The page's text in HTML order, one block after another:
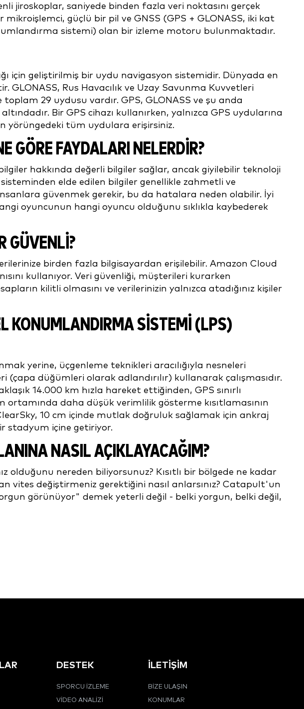
jiroskoplar, saniyede binden fazla veri noktasını gerçek
güçlü bir pil ve GNSS (GPS + GLONASS, iki kat
sistemi) olan bir izleme motoru bulunmaktadır.
için geliştirilmiş bir uydu navigasyon sistemidir. Dünyada en
Rus Havacılık ve Uzay Savunma Kuvvetleri
29 uydusu vardır. GPS, GLONASS ve şu anda
Bir GPS cihazı kullanırken, yalnızca GPS uydularına
yörüngedeki tüm uydulara erişirsiniz.
GÖRE FAYDALARI NELERDİR?
hakkında değerli bilgiler sağlar, ancak giyilebilir teknoloji
elde edilen bilgiler genellikle zahmetli ve
güvenmek gerekir, bu da hatalara neden olabilir. İyi
oyuncunun hangi oyuncu olduğunu sıklıkla kaybederek
GÜVENLİ?
birden fazla bilgisayardan erişilebilir. Amazon Cloud
kullanıyor. Veri güvenliği, müşterileri kurarken
kilitli olmasını ve verilerinizin yalnızca atadığınız kişiler
KONUMLANDIRMA SİSTEMİ (LPS)
yerine, üçgenleme teknikleri aracılığıyla nesneleri
düğümleri olarak adlandırılır) kullanarak çalışmasıdır.
14.000 km hızla hareket ettiğinden, GPS sınırlı
daha düşük verimlilik gösterme kısıtlamasının
10 cm içinde mutlak doğruluk sağlamak için ankraj
stadyum içine getiriyor.
NASIL AÇIKLAYACAĞIM?
olduğunu nereden biliyorsunuz? Kısıtlı bir bölgede ne kadar
vites değiştirmeniz gerektiğini nasıl anlarsınız? Catapult'un
görünüyor" demek yeterli değil - belki yorgun, belki değil,
DESTEK
SPORCU İZLEME
VIDEO ANALIZI
İLETIŞIM
BIZE ULAŞIN
KONUMLAR